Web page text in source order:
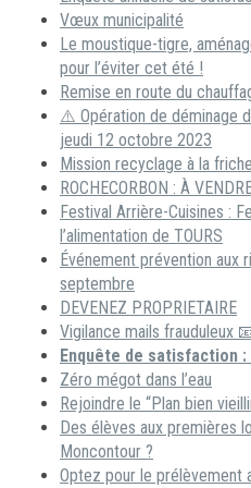
Vœux municipalité
Le moustique-tigre,
pour l’éviter cet été !
Remise en route du
⚠️ Opération de déminage
jeudi 12 octobre 2023
Mission recyclage à la
ROCHECORBON : À
Festival Arrière-Cuisines :
l’alimentation de TOURS
Événement prévention aux
septembre
DEVENEZ PROPRIETAIRE
Vigilance mails frauduleux
Enquête de satisfaction
Zéro mégot dans l’eau
Rejoindre le “Plan bien
Des élèves aux premières
Moncontour ?
Optez pour le prélèvement